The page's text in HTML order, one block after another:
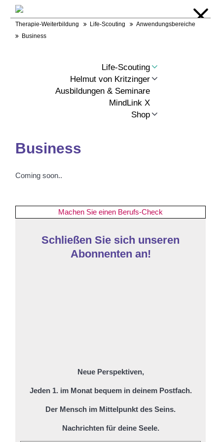
Warenkorb Login Kontakt RSS
Therapie-Weiterbildung Life-Scouting
Anwendungsbereiche
Business
Life-Scouting
Helmut von Kritzinger
Ausbildungen & Seminare
MindLink X
Shop
Business
Coming soon..
Machen Sie einen Berufs-Check
Schließen Sie sich unseren
Abonnenten an!
Neue Perspektiven,
Jeden 1. im Monat bequem in deinem Postfach.
Der Mensch im Mittelpunkt des Seins.
Nachrichten für deine Seele.